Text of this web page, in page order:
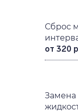
Сброс
от 320